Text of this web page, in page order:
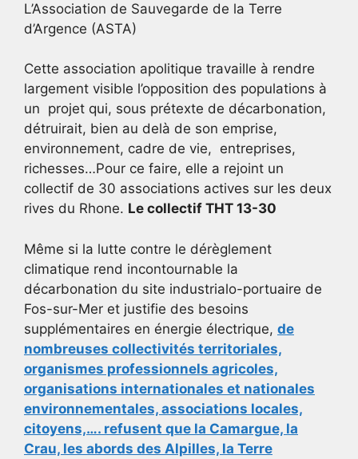
L’Association de Sauvegarde de la Terre
d’Argence (ASTA)
Cette association apolitique travaille à rendre
largement visible l’opposition des populations à
un projet qui, sous prétexte de décarbonation,
détruirait, bien au delà de son emprise,
environnement, cadre de vie, entreprises,
richesses…Pour ce faire, elle a rejoint un
collectif de 30 associations actives sur les deux
rives du Rhone. Le collectif THT 13-30
Même si la lutte contre le dérèglement
climatique rend incontournable la
décarbonation du site industrialo-portuaire de
Fos-sur-Mer et justifie des besoins
supplémentaires en énergie électrique, de
nombreuses collectivités territoriales,
organismes professionnels agricoles,
organisations internationales et nationales
environnementales, associations locales,
citoyens,…. refusent que la Camargue, la
Crau, les abords des Alpilles, la Terre